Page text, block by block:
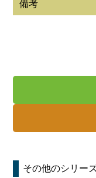
備考
その他のシリー